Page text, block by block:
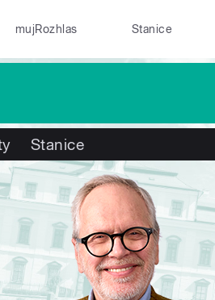
mujRozhlas Stanice
Stanice